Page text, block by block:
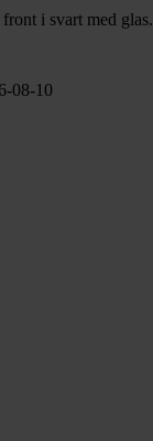
i svart med glas.
08-10